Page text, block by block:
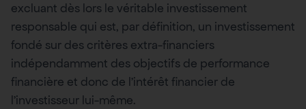
excluant dès lors le véritable investissement
responsable qui est, par définition, un investissement
fondé sur des critères extra-financiers
indépendamment des objectifs de performance
financière et donc de l’intérêt financier de
l’investisseur lui-même.